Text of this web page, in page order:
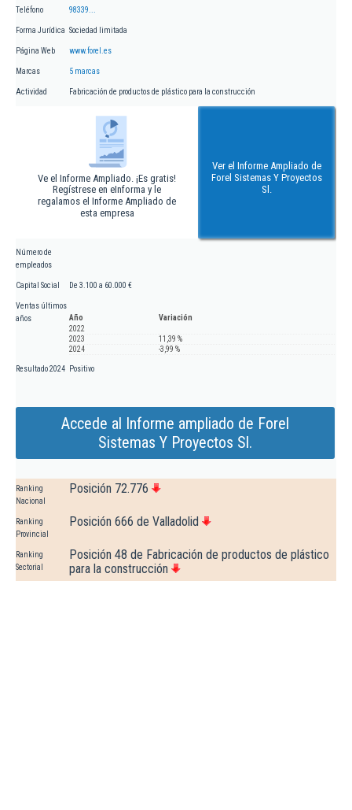
Teléfono 98339...
Forma Jurídica Sociedad limitada
Página Web www.forel.es
Marcas 5 marcas
Actividad Fabricación de productos de plástico para la construcción
Ve el Informe Ampliado. ¡Es gratis!
Regístrese en eInforma y le
regalamos el Informe Ampliado de
esta empresa
Ver el Informe Ampliado de
Forel Sistemas Y Proyectos
Sl.
Número de
empleados
Capital Social De 3.100 a 60.000 €
Ventas últimos
años
Año
Variación
2022
2023
11,39 %
2024
-3,99 %
Resultado 2024 Positivo
Accede al Informe ampliado de Forel
Sistemas Y Proyectos Sl.
Ranking
Nacional
Posición 72.776
Ranking
Provincial
Posición 666 de Valladolid
Ranking
Sectorial
Posición 48 de Fabricación de productos de plástico
para la construcción